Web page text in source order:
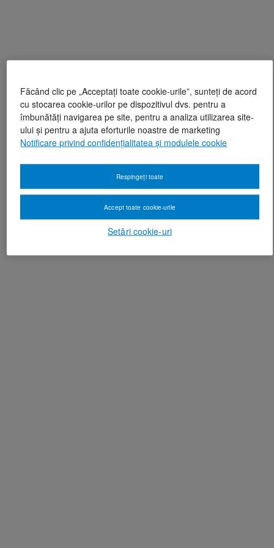
Făcând clic pe „Acceptați toate cookie-urile”, sunteți de acord
cu stocarea cookie-urilor pe dispozitivul dvs. pentru a
îmbunătăți navigarea pe site, pentru a analiza utilizarea site-
ului și pentru a ajuta eforturile noastre de marketing
Notificare privind confidențialitatea și modulele cookie
Setări cookie-uri
Respingeți toate
Accept toate cookie-urile